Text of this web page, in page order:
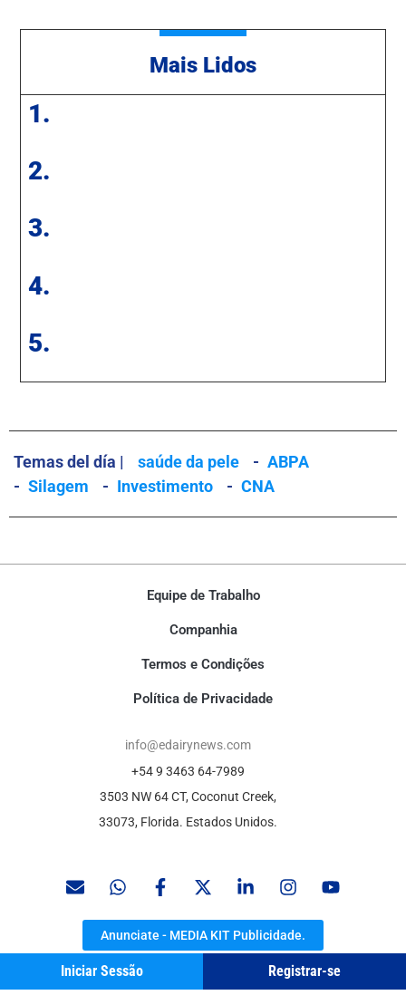
Mais Lidos
1.
2.
3.
4.
5.
Temas del día | saúde da pele - ABPA
- Silagem - Investimento - CNA
Iniciar Sessão Registrar-se
Equipe de Trabalho
Companhia
Termos e Condições
Política de Privacidade
info@edairynews.com
+54 9 3463 64-7989
3503 NW 64 CT, Coconut Creek,
33073, Florida. Estados Unidos.
Anunciate - MEDIA KIT Publicidade.